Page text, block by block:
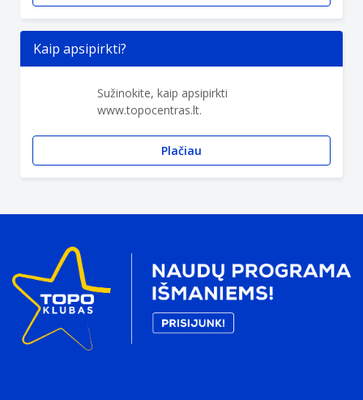
Kaip apsipirkti?
Sužinokite, kaip apsipirkti
www.topocentras.lt.
Plačiau